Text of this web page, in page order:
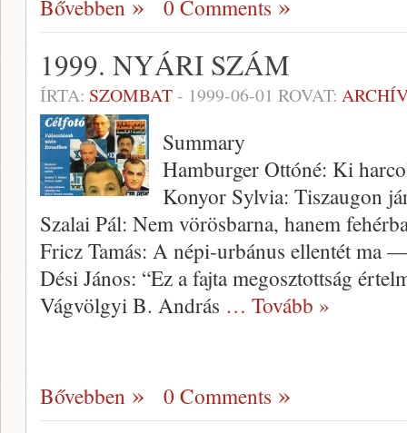
Bővebben 0 Comments
1999. NYÁRI SZÁM
ÍRTA: SZOMBAT- 1999-06-01 ROVAT:
Summary
Hamburger Ottóné: Ki
Konyor Sylvia: Tiszaugon
Szalai Pál: Nem vörösbarna, hanem
Fricz Tamás: A népi-urbánus ellentét ma
Dési János: “Ez a fajta megosztottság
Vágvölgyi B. András … Tovább »
Bővebben 0 Comments